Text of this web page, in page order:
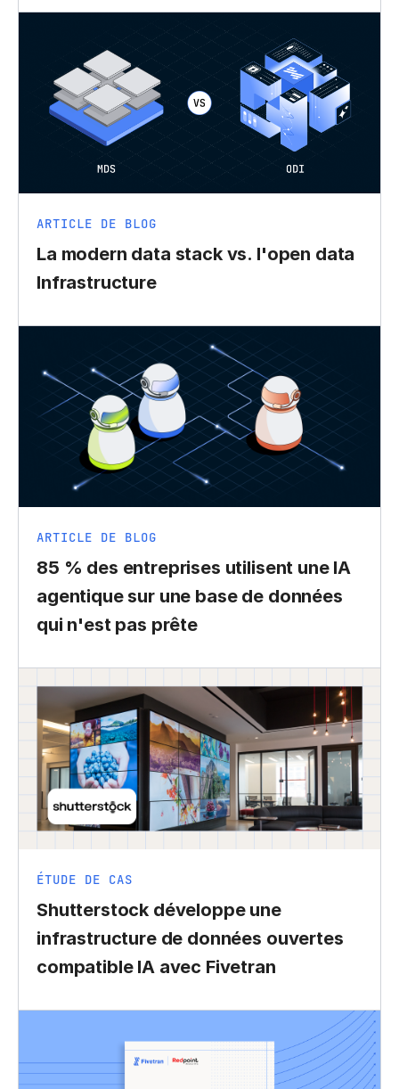
ARTICLE DE BLOG
La modern data stack vs. l'open data
Infrastructure
ARTICLE DE BLOG
85 % des entreprises utilisent une IA
agentique sur une base de données
qui n'est pas prête
ÉTUDE DE CAS
Shutterstock développe une
infrastructure de données ouvertes
compatible IA avec Fivetran